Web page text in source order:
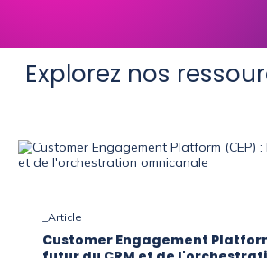
Explorez nos
_Article
Customer Engagement